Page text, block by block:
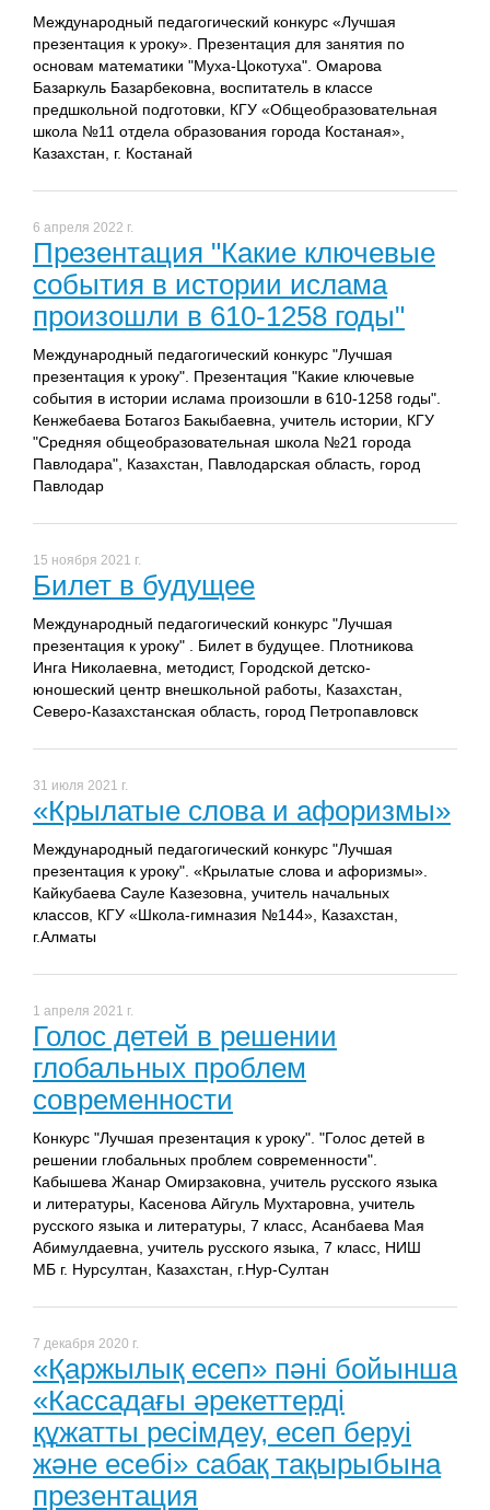
Международный педагогический конкурс «Лучшая
презентация к уроку». Презентация для занятия по
основам математики "Муха-Цокотуха". Омарова
Базаркуль Базарбековна, воспитатель в классе
предшкольной подготовки, КГУ «Общеобразовательная
школа №11 отдела образования города Костаная»,
Казахстан, г. Костанай
6 апреля 2022 г.
Презентация "Какие ключевые
события в истории ислама
произошли в 610-1258 годы"
Международный педагогический конкурс "Лучшая
презентация к уроку". Презентация "Какие ключевые
события в истории ислама произошли в 610-1258 годы".
Кенжебаева Ботагоз Бакыбаевна, учитель истории, КГУ
"Средняя общеобразовательная школа №21 города
Павлодара", Казахстан, Павлодарская область, город
Павлодар
15 ноября 2021 г.
Билет в будущее
Международный педагогический конкурс "Лучшая
презентация к уроку" . Билет в будущее. Плотникова
Инга Николаевна, методист, Городской детско-
юношеский центр внешкольной работы, Казахстан,
Северо-Казахстанская область, город Петропавловск
31 июля 2021 г.
«Крылатые слова и афоризмы»
Международный педагогический конкурс "Лучшая
презентация к уроку". «Крылатые слова и афоризмы».
Кайкубаева Сауле Казезовна, учитель начальных
классов, КГУ «Школа-гимназия №144», Казахстан,
г.Алматы
1 апреля 2021 г.
Голос детей в решении
глобальных проблем
современности
Конкурс "Лучшая презентация к уроку". "Голос детей в
решении глобальных проблем современности".
Кабышева Жанар Омирзаковна, учитель русского языка
и литературы, Касенова Айгуль Мухтаровна, учитель
русского языка и литературы, 7 класс, Асанбаева Мая
Абимулдаевна, учитель русского языка, 7 класс, НИШ
МБ г. Нурсултан, Казахстан, г.Нур-Султан
7 декабря 2020 г.
«Қаржылық есеп» пәні бойынша
«Кассадағы әрекеттерді
құжатты ресімдеу, есеп беруі
және есебі» сабақ тақырыбына
презентация